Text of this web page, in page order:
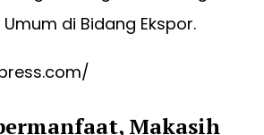
di Bidang Ekspor.
Makasih